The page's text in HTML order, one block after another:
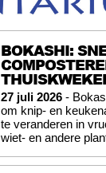
BOKASHI:
27 juli 2026 -
om knip- en
te veranderen in
wiet- en andere